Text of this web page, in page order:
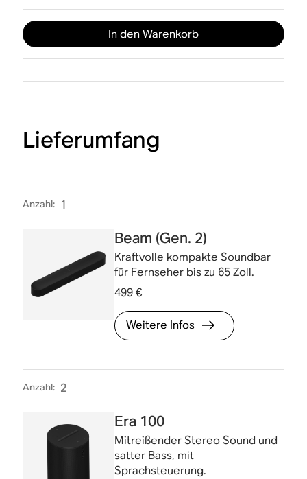
In den Warenkorb
Lieferumfang
Anzahl: 1
Beam (Gen. 2)
Kraftvolle kompakte Soundbar
für Fernseher bis zu 65 Zoll.
499 €
Weitere Infos
Anzahl: 2
Era 100
Mitreißender Stereo Sound und
satter Bass, mit
Sprachsteuerung.